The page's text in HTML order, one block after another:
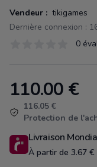
Vendeur : tikigames
Dernière connexion :
0
Product information
110.00 €
116.05 €
Protection de
Livraison
À partir de 3.67 €